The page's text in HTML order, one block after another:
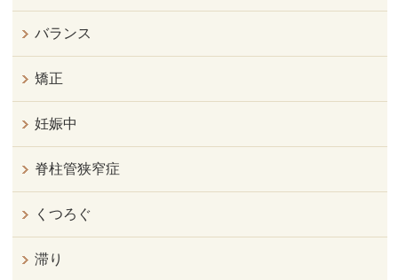
バランス
矯正
妊娠中
脊柱管狭窄症
くつろぐ
滞り